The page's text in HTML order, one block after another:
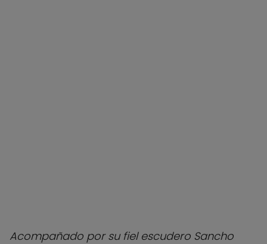
Acompañado por su fiel escudero Sancho